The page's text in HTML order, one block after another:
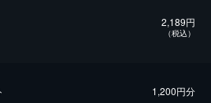
2,189円
（税込）
1,200円分